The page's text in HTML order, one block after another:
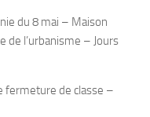
du 8 mai – Maison
de l’urbanisme – Jours
fermeture de classe –